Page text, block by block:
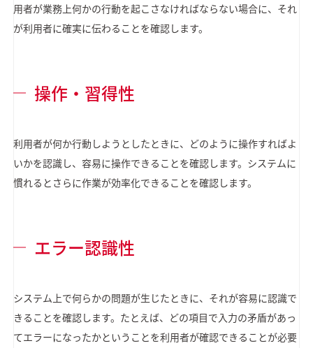
用者が業務上何かの行動を起こさなければならない場合に、それ
が利用者に確実に伝わることを確認します。
操作・習得性
利用者が何か行動しようとしたときに、どのように操作すればよ
いかを認識し、容易に操作できることを確認します。システムに
慣れるとさらに作業が効率化できることを確認します。
エラー認識性
システム上で何らかの問題が生じたときに、それが容易に認識で
きることを確認します。たとえば、どの項目で入力の矛盾があっ
てエラーになったかということを利用者が確認できることが必要